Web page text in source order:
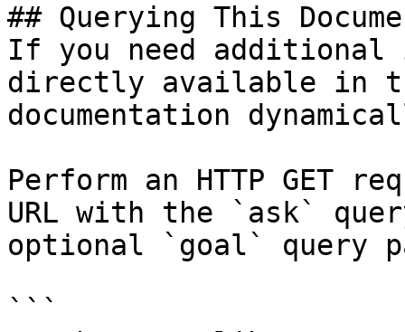
## Querying This
If you need
directly available in
documentation
Perform an HTTP GET
URL with the `ask`
optional `goal` query
```